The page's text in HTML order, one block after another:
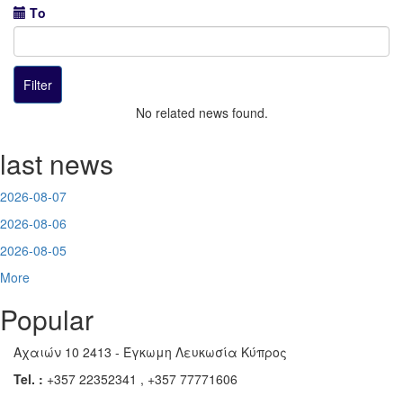
Το
No related news found.
last news
2026-08-07
2026-08-06
2026-08-05
More
Popular
Αχαιών 10 2413 - Έγκωμη Λευκωσία Κύπρος
Tel. : +357 22352341 , +357 77771606